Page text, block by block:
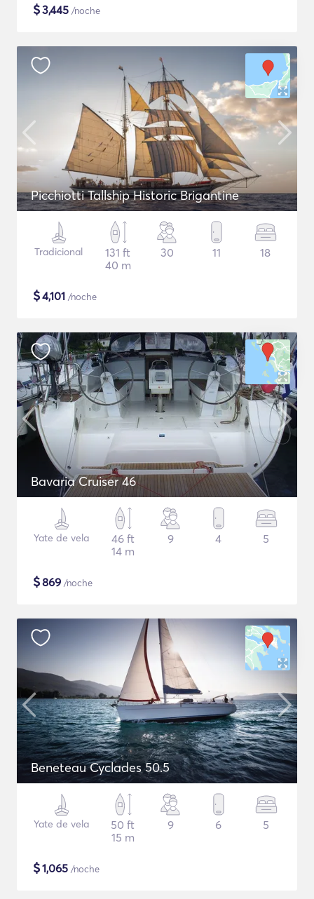
$3,445 /noche
Picchiotti Tallship Historic Brigantine
Tradicional
131 ft
40 m
30 11 18
$4,101 /noche
Bavaria Cruiser 46
Yate de vela
46 ft
14 m
9 4 5
$869 /noche
Beneteau Cyclades 50.5
Yate de vela
50 ft
15 m
9 6 5
$1,065 /noche